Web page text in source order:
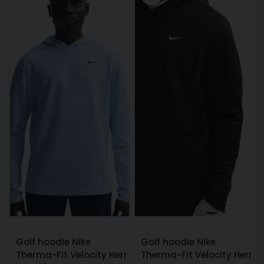
Golf hoodie Nike
Therma-Fit Velocity Herr
Golf hoodie Nike
Therma-Fit Velocity Herr